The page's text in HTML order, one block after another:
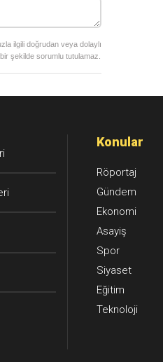
ilgili doğrudan veya dolaylı
şekilde sorumlu tutulamaz.
Konular
Röportaj
Gündem
Ekonomi
Asayiş
Spor
Siyaset
Eğitim
Teknoloji